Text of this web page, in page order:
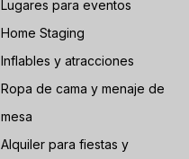
Lugares para eventos
Home Staging
Inflables y atracciones
Ropa de cama y menaje de
mesa
Alquiler para fiestas y